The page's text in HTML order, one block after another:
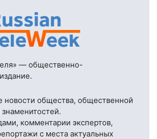
— общественно-
общества, общественной
комментарии экспертов,
с места актуальных